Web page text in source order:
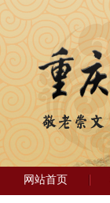
网站首页